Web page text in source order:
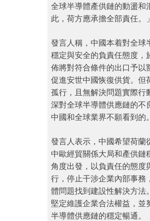
全球半導體產供鏈的動盪和
此，荷方應承擔全部責任。」
發言人稱，中國本着對全球
穩定與安全的負責任態度，
佈將對符合條件的出口予以
促進安世中國恢復供貨。但
孤行，且無解決問題實際行
深對全球半導體供應鏈的不
中國和全球業界不願看到的。
發言人表示，中國希望荷蘭
中歐經貿關係大局和產供鏈
角度出發，以負責任的態度
行，停止干涉企業內部事務
體問題找到建設性解決方法
堅定維護企業合法權益，並
半導體供應鏈的穩定暢通。